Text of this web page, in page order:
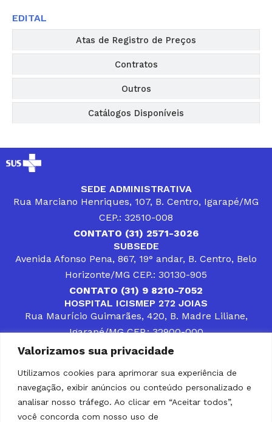
Valorizamos sua privacidade
Utilizamos cookies para aprimorar sua experiência de
navegação, exibir anúncios ou conteúdo personalizado e
analisar nosso tráfego. Ao clicar em “Aceitar todos”,
você concorda com nosso uso de
Atas de Registro de Preços
Contratos
Outros
Catálogos Disponíveis
EDITAL
SEDE ADMINISTRATIVA
Rua Marciano Henriques, 107, B. Centro, Igarapé/MG
CEP.: 32510-008
CONTATO (31) 2571-3026
SUBSEDE
Avenida Afonso Pena, 867, 19° andar, B. Centro, Belo
Horizonte/MG CEP.: 30130-905
CONTATO (31) 9 8210-7052
HOSPITAL ICISMEP 272 JOIAS
Rua Maurício Guimarães, 420, B. Madre Liliane,
Igarapé/MG CEP.: 32900-000
CONTATOS (31) 3512-4400 ou (31) 9 8309-8660
DESENVOLVER SOLUÇÕES, AÇÕES E SERVIÇOS
PÚBLICOS QUE COMPLEMENTEM A ASSISTÊNCIA À
POPULAÇÃO DA REGIÃO EM QUE ATUA, SENDO
PARCEIRO DOS MUNICÍPIOS CONSORCIADOS NA
SOLUÇÃO DE DIFICULDADES ENFRENTADAS POR
GESTORES MUNICIPAIS, É O COMPROMISSO DO
ICISMEP.